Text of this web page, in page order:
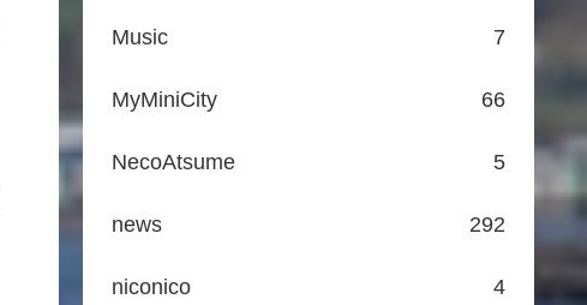
Music 7
MyMiniCity 66
NecoAtsume 5
news 292
niconico 4